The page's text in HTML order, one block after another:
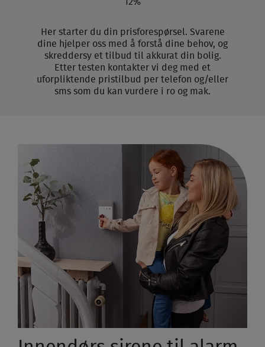
Her starter du din prisforespørsel. Svarene
dine hjelper oss med å forstå dine behov, og
skreddersy et tilbud til akkurat din bolig.
Etter testen kontakter vi deg med et
uforpliktende pristilbud per telefon og/eller
sms som du kan vurdere i ro og mak.